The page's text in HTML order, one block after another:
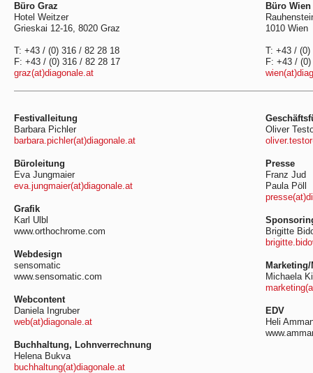
Büro Graz
Hotel Weitzer
Grieskai 12-16, 8020 Graz
T: +43 / (0) 316 / 82 28 18
F: +43 / (0) 316 / 82 28 17
graz(at)diagonale.at
Büro
1010 Wien
T: +43 / (0)
F: +43 /
Festivalleitung
Barbara Pichler
barbara.pichler(at)diagonale.at
Büroleitung
Eva Jungmaier
eva.jungmaier(at)diagonale.at
Grafik
Karl Ulbl
www.orthochrome.com
Webdesign
sensomatic
www.sensomatic.com
Webcontent
Daniela Ingruber
web(at)diagonale.at
Buchhaltung, Lohnverrechnung
Helena Bukva
buchhaltung(at)diagonale.at
Oliver
Presse
Franz Jud
Paula Pöll
Brigitte
Michaela
EDV
Heli